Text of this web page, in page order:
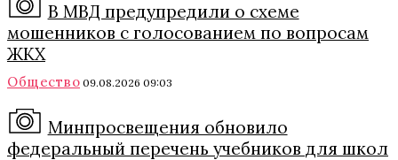
В МВД предупредили о схеме
мошенников с голосованием по вопросам
ЖКХ
Общество 09.08.2026 09:03
Минпросвещения обновило
федеральный перечень учебников для школ